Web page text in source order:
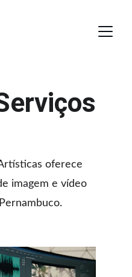
oferece
imagem e vídeo